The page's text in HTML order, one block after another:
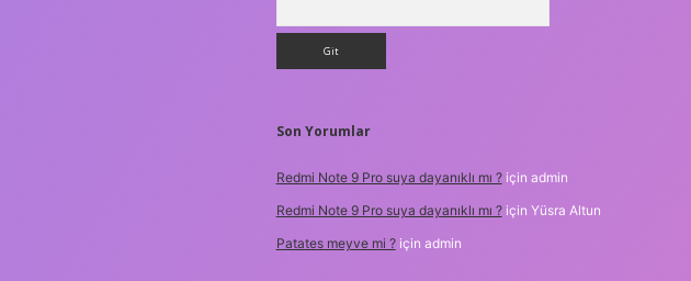
Son Yorumlar
Redmi Note 9 Pro suya dayanıklı mı ?için admin
Redmi Note 9 Pro suya dayanıklı mı ?için Yüsra Altun
Patates meyve mi ?için admin